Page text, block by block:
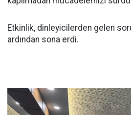
Etkinlik, dinleyicilerden gelen
ardından sona erdi.